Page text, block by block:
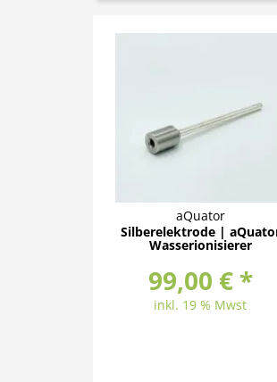
aQuator
Silberelektrode |
Wasserionisierer
99,00 € *
inkl. 19 % Mwst